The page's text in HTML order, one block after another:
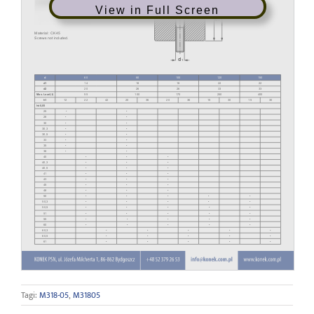
View in Full Screen
Tagi: M318-05, M31805